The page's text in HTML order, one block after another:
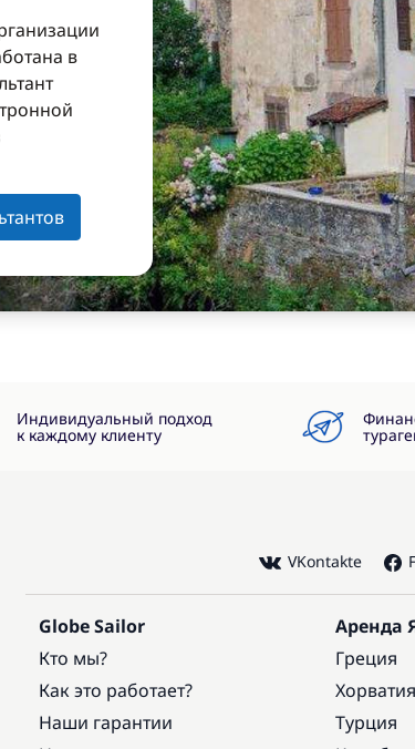
в
Индивидуальный подход
к каждому клиенту
VKontakte
Globe Sailor
Кто мы?
Как это работает?
Наши гарантии
Аренда
Греция
Хорватия
Турция